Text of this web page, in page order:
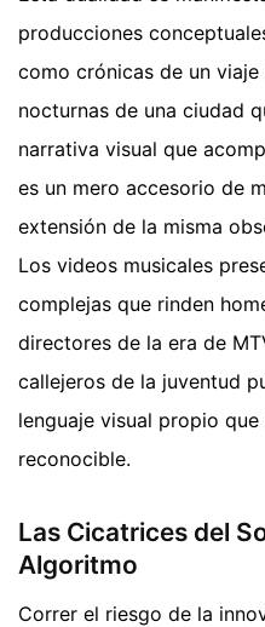
producciones
como crónicas de un
nocturnas de una ciudad
narrativa visual que
es un mero accesorio de
extensión de la misma
Los videos musicales
complejas que rinden
directores de la era de
callejeros de la juventud
lenguaje visual propio
reconocible.
Las Cicatrices del
Algoritmo
Correr el riesgo de la